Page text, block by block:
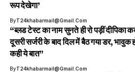
रूप देखेगा’
ByT24khabarmail@gmail.com
“ब्लड टेस्ट का नाम सुनते ही रो पड़ीं दीपिका
दूसरी सर्जरी के बाद दिल में बैठ गया डर, भावुक
कही ये बात”
ByT24khabarmail@gmail.com